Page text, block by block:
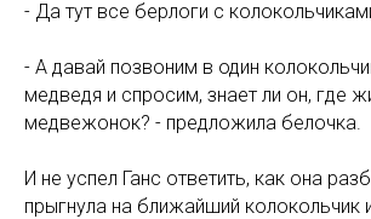
- Да тут все берлоги с
- А давай позвоним в один
медведя и спросим, знает ли он, где
медвежонок? - предложила белочка.
И не успел Ганс ответить, как она
прыгнула на ближайший колокольчик